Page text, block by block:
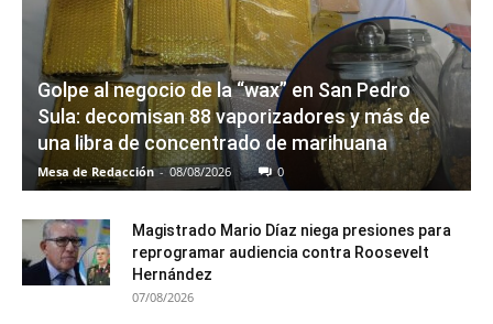
Golpe al negocio de la “wax” en San Pedro
Sula: decomisan 88 vaporizadores y más de
una libra de concentrado de marihuana
Mesa de Redacción - 08/08/2026 0
Magistrado Mario Díaz niega presiones para
reprogramar audiencia contra Roosevelt
Hernández
07/08/2026